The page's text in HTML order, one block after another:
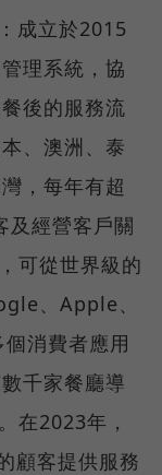
：成立於2015
理系統，協
後的服務流
、澳洲、泰
，每年有超
經營客戶關
可從世界級的
、Apple、
消費者應用
千家餐廳導
在2023年，
顧客提供服務